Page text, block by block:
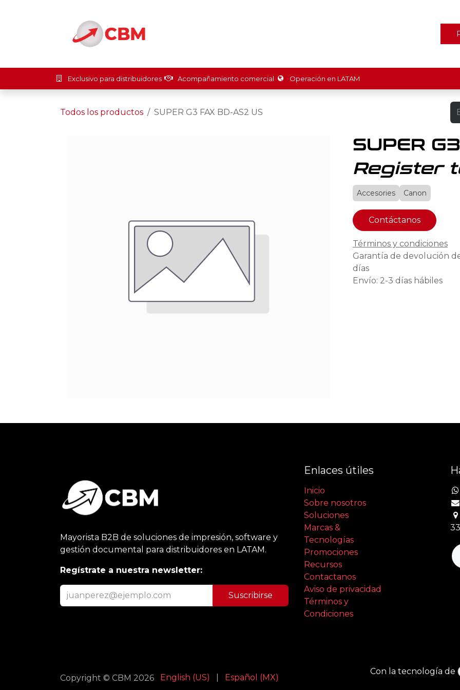
Exclusivo para distribuidores Acompañamiento comercial Operación en LATAM
Todos los productos SUPER G3 FAX BD-AS2 US
SUPER
Register
Accesories Canon
Contáctanos
Términos y condiciones
Garantía de devolución
días
Envío: 2-3 días hábiles
Mayorista B2B de soluciones de impresión, software y
gestión documental para distribuidores en LATAM.
Regístrate a nuestra newsletter:
Suscribirse
Enlaces útiles
Inicio
Sobre nosotros
Soluciones
Marcas &
Tecnologías
Promociones
Recursos
Contactanos
Aviso de privacidad
Términos y
Condiciones
Copyright © CBM 2026 English (US) Español (MX)
Con la tecnología de